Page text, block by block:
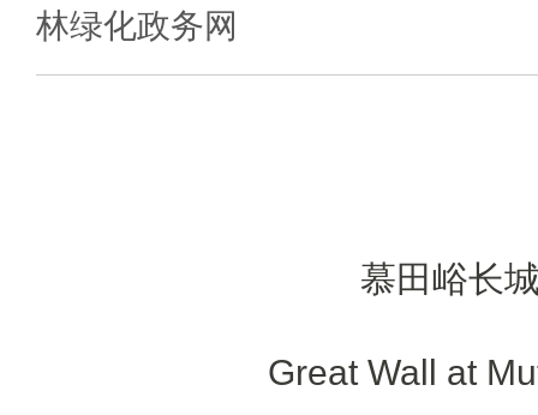
林绿化政务网
慕田峪长
Great Wall at